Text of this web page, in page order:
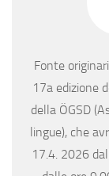
Fonte
17a edizione
della ÖGSD
lingue), che
17.4. 2026